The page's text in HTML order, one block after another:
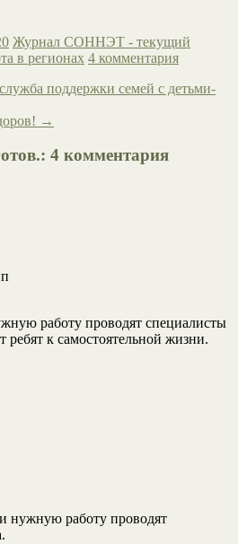
Журнал СОННЭТ - текущий
в регионах 4 комментария
поддержки семей с детьми-
→
: 4 комментария
работу проводят специалисты
ребят к самостоятельной жизни.
нужную работу проводят